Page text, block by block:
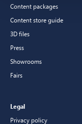
Content packages
Content store guide
3D files
Press
Showrooms
Fairs
Legal
Privacy policy